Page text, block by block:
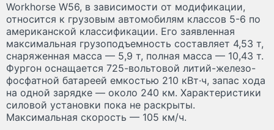
Workhorse W56, в зависимости от модификации,
относится к грузовым автомобилям классов 5-6 по
американской классификации. Его заявленная
максимальная грузоподъемность составляет 4,53 т,
снаряженная масса — 5,9 т, полная масса — 10,43 т.
Фургон оснащается 725-вольтовой литий-железо-
фосфатной батареей емкостью 210 кВт·ч, запас хода
на одной зарядке — около 240 км. Характеристики
силовой установки пока не раскрыты.
Максимальная скорость — 105 км/ч.